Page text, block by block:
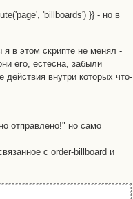
'billboards') }} - но в
в этом скрипте не менял -
его, естесна, забыли
внутри которых что-
отправлено!" но само
с order-billboard и